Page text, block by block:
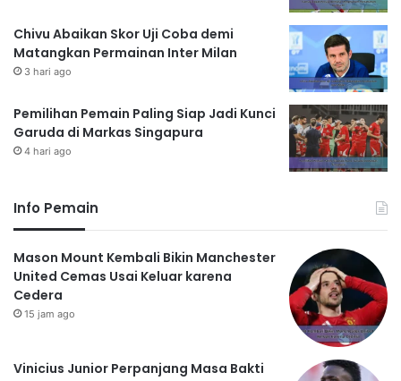
Chivu Abaikan Skor Uji Coba demi
Matangkan Permainan Inter Milan
3 hari ago
Pemilihan Pemain Paling Siap Jadi Kunci
Garuda di Markas Singapura
4 hari ago
Info Pemain
Mason Mount Kembali Bikin Manchester
United Cemas Usai Keluar karena
Cedera
15 jam ago
Vinicius Junior Perpanjang Masa Bakti